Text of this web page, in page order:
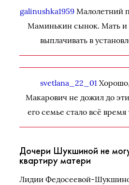
galinushka1959 Малолетний
Маминькин сынок. Мать и
выплачивать в
svetlana_22_01
Макарович не дожил до
его семье стало всё
Дочери Шукшиной не
квартиру матери
Лидии Федосеевой-